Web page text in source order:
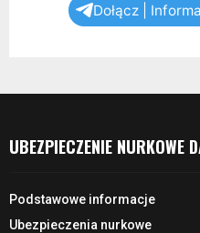
Dołącz |
UBEZPIECZENIE NURKOWE
Podstawowe informacje
Ubezpieczenia nurkowe